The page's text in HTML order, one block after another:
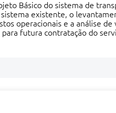
Básico do sistema de
existente, o
operacionais e a análise
futura contratação do